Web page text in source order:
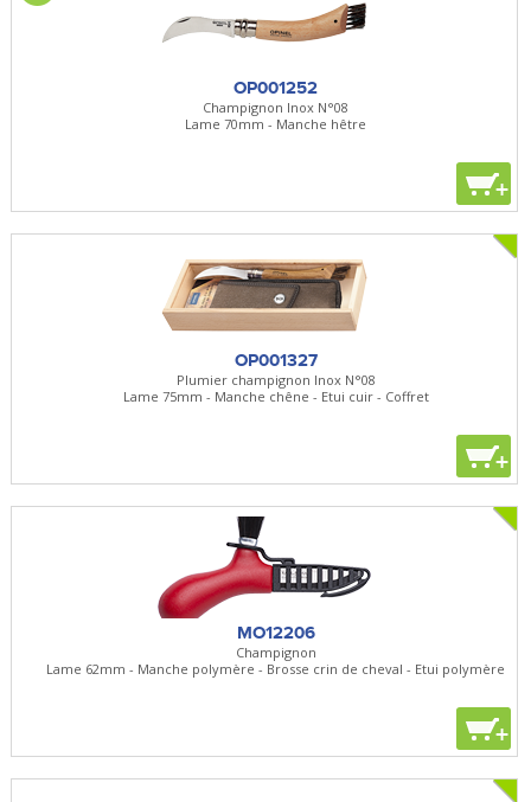
OP001252
Champignon Inox N°08
Lame 70mm - Manche hêtre
+
OP001327
Plumier champignon Inox N°08
Lame 75mm - Manche chêne - Etui cuir - Coffret
+
MO12206
Champignon
Lame 62mm - Manche polymère - Brosse crin de cheval - Etui polymère
+